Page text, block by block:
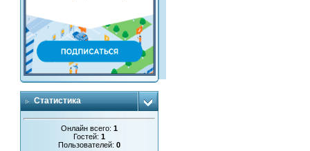
Статистика
Онлайн всего:1
Гостей:1
Пользователей:0